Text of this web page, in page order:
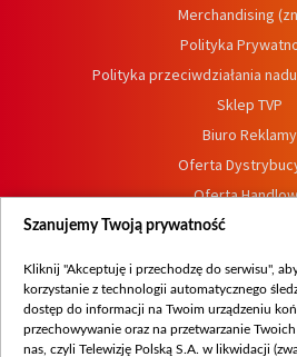
Merchandising
Polityka
Polityka przeciwdziałania
Sklep TVP
Biuro Reklamy
Oferta
Oferta
Dostępność
Procedura zgłoszeń
Szanujemy Twoją prywatność
Kliknij "Akceptuję i przechodzę do serwisu",
korzystanie z technologii automatycznego
dostęp do informacji na Twoim urządzeniu
przechowywanie oraz na przetwarzanie
nas, czyli Telewizję Polską S.A. w likwidacji